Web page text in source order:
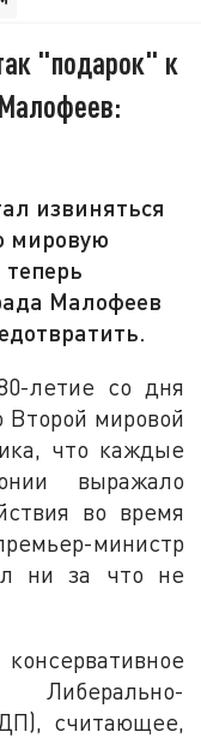
"подарок" к
извиняться
мировую
Малофеев
летие со дня
Второй мировой
что каждые
выражало
во время
министр
ни за что не
считающее,